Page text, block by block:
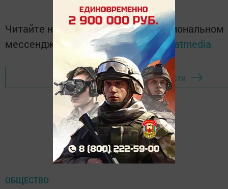
Читайте новости Татарстана в национальном
мессенджере MАХ:https://max.ru/tatmedia
Перейти на страницу новости
ОБЩЕСТВО